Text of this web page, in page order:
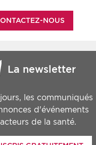
NOUS
La newsletter
les communiqués
d'événements
de la santé.